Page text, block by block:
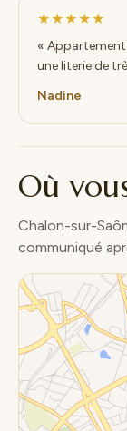
★★★★★
«
une literie de
Nadine
Où
Chalon-sur-
communiqué